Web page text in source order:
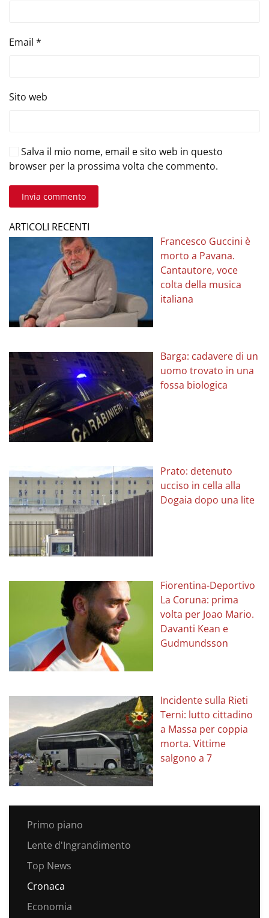
Email *
Sito web
Salva il mio nome, email e sito web in questo
browser per la prossima volta che commento.
Invia commento
ARTICOLI RECENTI
Francesco Guccini è
morto a Pavana.
Cantautore, voce
colta della musica
italiana
Barga: cadavere di un
uomo trovato in una
fossa biologica
Prato: detenuto
ucciso in cella alla
Dogaia dopo una lite
Fiorentina-Deportivo
La Coruna: prima
volta per Joao Mario.
Davanti Kean e
Gudmundsson
Incidente sulla Rieti
Terni: lutto cittadino
a Massa per coppia
morta. Vittime
salgono a 7
Primo piano
Lente d'Ingrandimento
Top News
Cronaca
Economia